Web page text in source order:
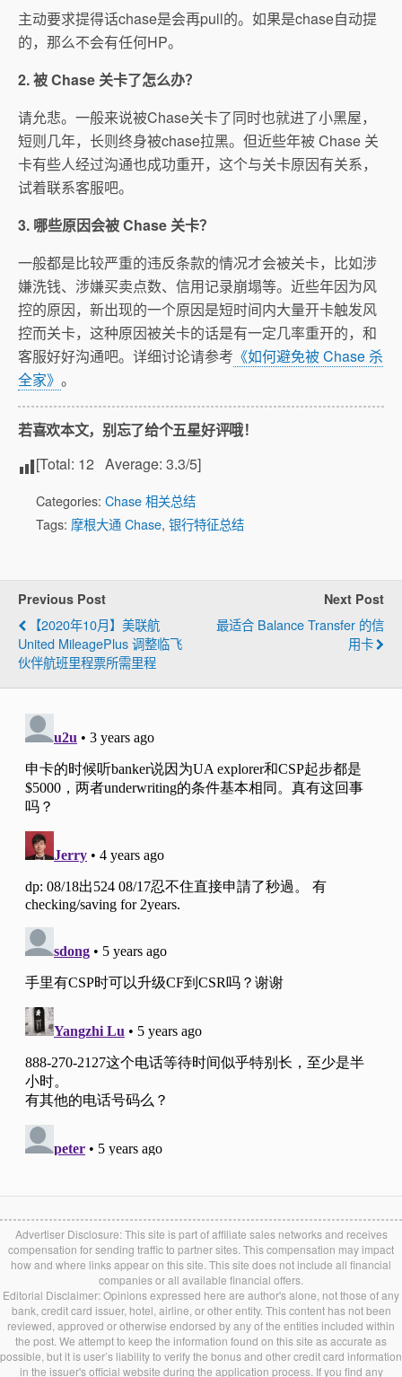
主动要求提得话chase是会再pull的。如果是chase自动提
的，那么不会有任何HP。
2. 被 Chase 关卡了怎么办？
请允悲。一般来说被Chase关卡了同时也就进了小黑屋，
短则几年，长则终身被chase拉黑。但近些年被 Chase 关
卡有些人经过沟通也成功重开，这个与关卡原因有关系，
试着联系客服吧。
3. 哪些原因会被 Chase 关卡？
一般都是比较严重的违反条款的情况才会被关卡，比如涉
嫌洗钱、涉嫌买卖点数、信用记录崩塌等。近些年因为风
控的原因，新出现的一个原因是短时间内大量开卡触发风
控而关卡，这种原因被关卡的话是有一定几率重开的，和
客服好好沟通吧。详细讨论请参考 《如何避免被 Chase 杀
全家》 。
若喜欢本文，别忘了给个五星好评哦！
[Total: 12 Average: 3.3/5]
Categories: Chase 相关总结
Tags: 摩根大通 Chase, 银行特征总结
Previous Post
【2020年10月】美联航
United MileagePlus 调整临飞
伙伴航班里程票所需里程
Next Post
最适合 Balance Transfer 的信
用卡
Advertiser Disclosure: This site is part of affiliate sales networks and receives
compensation for sending traffic to partner sites. This compensation may impact
how and where links appear on this site. This site does not include all financial
companies or all available financial offers.
Editorial Disclaimer: Opinions expressed here are author's alone, not those of any
bank, credit card issuer, hotel, airline, or other entity. This content has not been
reviewed, approved or otherwise endorsed by any of the entities included within
the post. We attempt to keep the information found on this site as accurate as
possible, but it is user’s liability to verify the bonus and other credit card information
in the issuer's official website during the application process. If you find any